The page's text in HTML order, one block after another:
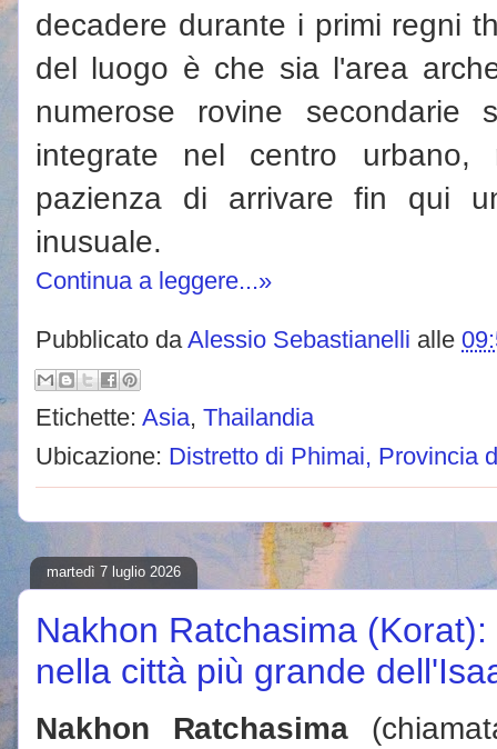
decadere durante i primi regni
del luogo è che sia l'area
numerose rovine secondarie
integrate nel centro
pazienza di arrivare fin qui
inusuale.
Continua a leggere...»
Pubblicato da Alessio Sebastianelli alle
Etichette: Asia, Thailandia
Ubicazione: Distretto di Phimai, Provincia
martedì 7 luglio 2026
Nakhon Ratchasima
nella città più grande
Nakhon Ratchasima